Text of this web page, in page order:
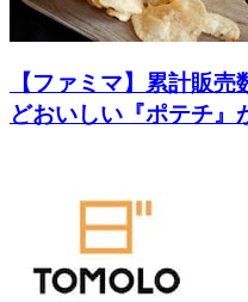
【ファミマ】累計販
どおいしい『ポテチ』